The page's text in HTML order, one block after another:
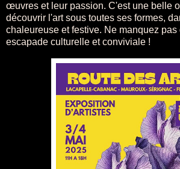
œuvres et leur passion. C'est une belle
découvrir l'art sous toutes ses formes,
chaleureuse et festive. Ne manquez pas
escapade culturelle et conviviale !